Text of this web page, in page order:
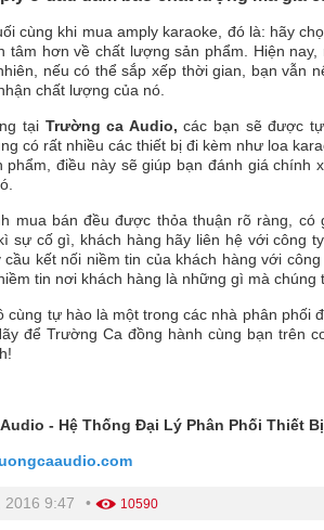
cùng khi mua amply karaoke, đó là: hãy
tâm hơn về chất lượng sản phẩm. Hiện
nếu có thể sắp xếp thời gian, bạn vẫn
chất lượng của nó.
tại Trường ca Audio, các bạn sẽ được
có rất nhiều các thiết bị đi kèm như loa
phẩm, điều này sẽ giúp bạn đánh giá
mua bán đều được thỏa thuận rõ ràng,
sự cố gì, khách hàng hãy liên hệ với công
cầu kết nối niềm tin của khách hàng với
tin nơi khách hàng là những gì mà chúng
cùng tự hào là một trong các nhà phân phối
để Trường Ca đồng hành cùng bạn trên
- Hệ Thống Đại Lý Phân Phối Thiết
2016 9:47 • 10590